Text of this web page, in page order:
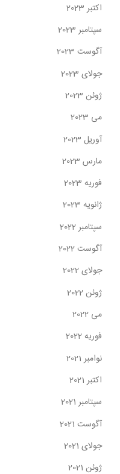
اکتبر 2023
سپتامبر 2023
آگوست 2023
جولای 2023
ژوئن 2023
می 2023
آوریل 2023
مارس 2023
فوریه 2023
ژانویه 2023
سپتامبر 2022
آگوست 2022
جولای 2022
ژوئن 2022
می 2022
فوریه 2022
نوامبر 2021
اکتبر 2021
سپتامبر 2021
آگوست 2021
جولای 2021
ژوئن 2021